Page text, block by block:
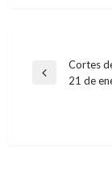
Entrada
Cortes
21 de